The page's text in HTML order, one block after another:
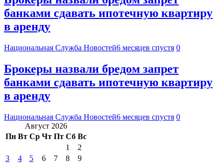
банками сдавать ипотечную квартиру
в аренду
Национальная Служба Новостей6 месяцев спустя 0
Брокеры назвали бредом запрет
банками сдавать ипотечную квартиру
в аренду
Национальная Служба Новостей6 месяцев спустя 0
Август 2026
Пн Вт Ср Чт Пт Сб Вс
1
2
3
4 5 6 7 8
9